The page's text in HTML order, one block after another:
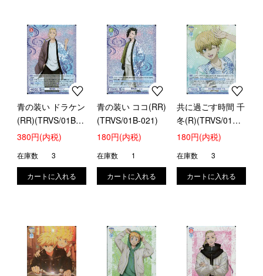
青の装い ドラケン
(RR)(TRVS/01B-
042)
380円(内税)
在庫数 3
青の装い ココ(RR)
(TRVS/01B-021)
180円(内税)
在庫数 1
共に過ごす時間 千
冬(R)(TRVS/01B-
004)
180円(内税)
在庫数 3